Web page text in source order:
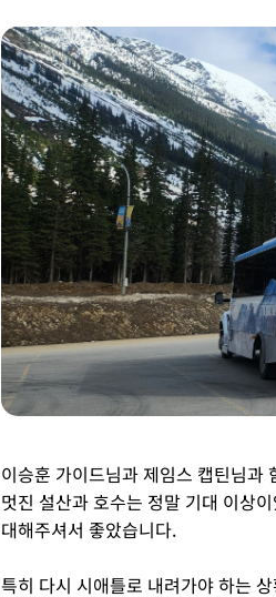
이승훈 가이드님과 제임스 캡틴님과
멋진 설산과 호수는 정말 기대 이상
대해주셔서 좋았습니다.
특히 다시 시애틀로 내려가야 하는